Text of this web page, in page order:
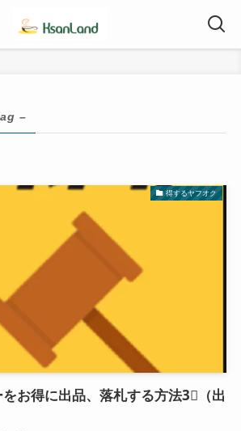
–
得するヤフオク
お得に出品、落札する方法3⃣（出